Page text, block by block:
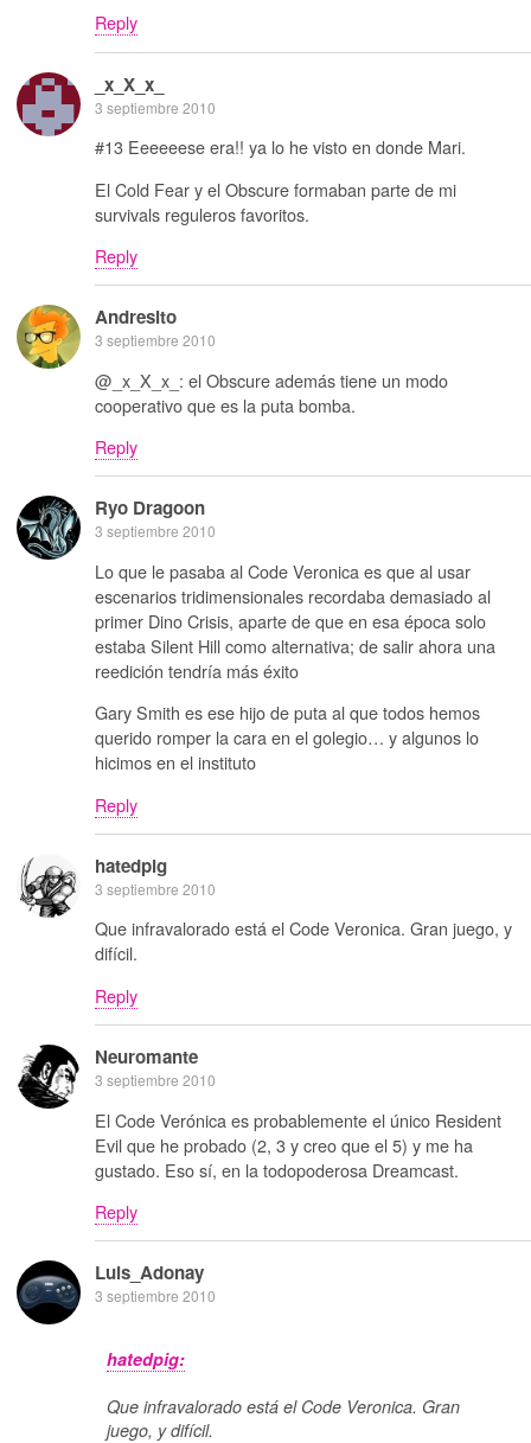
Reply
_x_X_x_
3 septiembre 2010
#13 Eeeeeese era!! ya lo he visto en donde Mari.
El Cold Fear y el Obscure formaban parte de mi
survivals reguleros favoritos.
Reply
Andresito
3 septiembre 2010
@_x_X_x_: el Obscure además tiene un modo
cooperativo que es la puta bomba.
Reply
Ryo Dragoon
3 septiembre 2010
Lo que le pasaba al Code Veronica es que al usar
escenarios tridimensionales recordaba demasiado al
primer Dino Crisis, aparte de que en esa época solo
estaba Silent Hill como alternativa; de salir ahora una
reedición tendría más éxito
Gary Smith es ese hijo de puta al que todos hemos
querido romper la cara en el golegio… y algunos lo
hicimos en el instituto
Reply
hatedpig
3 septiembre 2010
Que infravalorado está el Code Veronica. Gran juego, y
difícil.
Reply
Neuromante
3 septiembre 2010
El Code Verónica es probablemente el único Resident
Evil que he probado (2, 3 y creo que el 5) y me ha
gustado. Eso sí, en la todopoderosa Dreamcast.
Reply
Luis_Adonay
3 septiembre 2010
hatedpig:
Que infravalorado está el Code Veronica. Gran
juego, y difícil.